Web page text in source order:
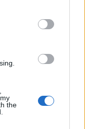
the
a hétvégén jelenti
a kultúra jövőjéről
A Magyar
Turi Attilával a
A